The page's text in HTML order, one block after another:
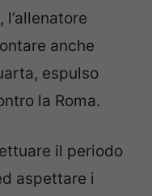
l’allenatore
anche
espulso
la Roma.
il periodo
aspettare i